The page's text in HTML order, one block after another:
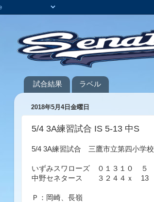
試合結果 ラベル
2018年5月4日金曜日
5/4 3A練習試合 IS 5-13 中S
5/4 3A練習試合 三鷹市立第四小学校
いずみスワローズ ０１３１０ ５
中野セネタース ３２４４ｘ 13
Ｐ：岡崎、長嶺